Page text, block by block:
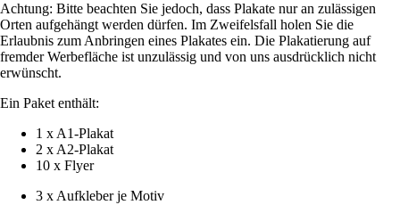
Achtung: Bitte beachten Sie jedoch, dass Plakate nur an zulässigen
Orten aufgehängt werden dürfen. Im Zweifelsfall holen Sie die
Erlaubnis zum Anbringen eines Plakates ein. Die Plakatierung auf
fremder Werbefläche ist unzulässig und von uns ausdrücklich nicht
erwünscht.
Ein Paket enthält:
1 x A1-Plakat
2 x A2-Plakat
10 x Flyer
3 x Aufkleber je Motiv